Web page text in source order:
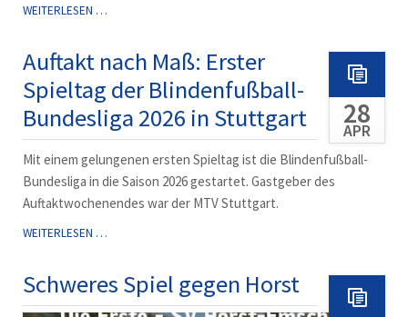
WEITERLESEN …NÄCHSTER
WILLKOMEN,
ARI!
Auftakt nach Maß: Erster
Spieltag der Blindenfußball-
Bundesliga 2026 in Stuttgart
28
APR
Mit einem gelungenen ersten Spieltag ist die Blindenfußball-
Bundesliga in die Saison 2026 gestartet. Gastgeber des
Auftaktwochenendes war der MTV Stuttgart.
WEITERLESEN …AUFTAKT
RSTER S
PIELTAG D
Schweres Spiel gegen Horst